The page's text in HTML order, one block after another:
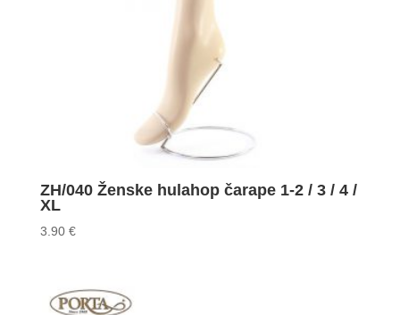
ZH/040 Ženske hulahop čarape 1-2 / 3 / 4 /
XL
3.90 €